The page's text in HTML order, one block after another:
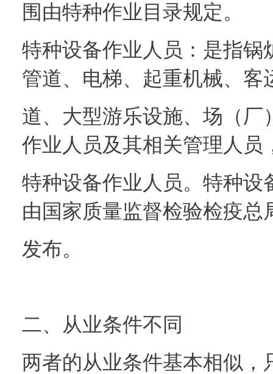
围由特种作业目录规定。
特种设备作业人员：是指
管道、电梯、起重机械、客
道、大型游乐设施、场（
作业人员及其相关管理人员
特种设备作业人员。特种
由国家质量监督检验检疫总
发布。
二、从业条件不同
两者的从业条件基本相似，